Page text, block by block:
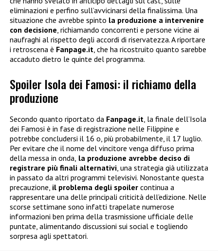
eliminazioni e perfino sull’avvicinarsi della finalissima. Una
situazione che avrebbe spinto la produzione a intervenire
con decisione, richiamando concorrenti e persone vicine ai
naufraghi al rispetto degli accordi di riservatezza. A riportare
i retroscena è Fanpage.it, che ha ricostruito quanto sarebbe
accaduto dietro le quinte del programma.
Spoiler Isola dei Famosi: il richiamo della
produzione
Secondo quanto riportato da Fanpage.it , la finale dell’Isola
dei Famosi è in fase di registrazione nelle Filippine e
potrebbe concludersi il 16 o, più probabilmente, il 17 luglio.
Per evitare che il nome del vincitore venga diffuso prima
della messa in onda, la produzione avrebbe deciso di
registrare più finali alternativi , una strategia già utilizzata
in passato da altri programmi televisivi. Nonostante questa
precauzione, il problema degli spoiler continua a
rappresentare una delle principali criticità dell’edizione. Nelle
scorse settimane sono infatti trapelate numerose
informazioni ben prima della trasmissione ufficiale delle
puntate, alimentando discussioni sui social e togliendo
sorpresa agli spettatori.